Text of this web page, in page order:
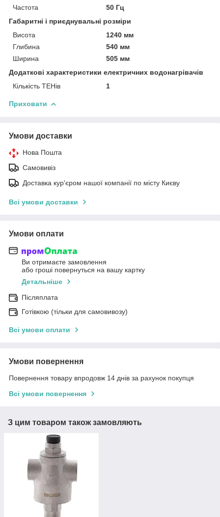
Частота
50 Гц
Габаритні і приєднувальні розміри
Висота
1240 мм
Глибина
540 мм
Ширина
505 мм
Додаткові характеристики електричних водонагрівачів
Кількість ТЕНів
1
Приховати
Умови доставки
Нова Пошта
Самовивіз
Доставка кур'єром нашої компанії по місту Києву
Всі умови доставки
Умови оплати
Ви отримаєте замовлення
або гроші повернуться на вашу картку
Детальніше
Післяплата
Готівкою (тільки для самовивозу)
Всі умови оплати
Умови повернення
Повернення товару впродовж 14 днів за рахунок покупця
Всі умови повернення
З цим товаром також замовляють